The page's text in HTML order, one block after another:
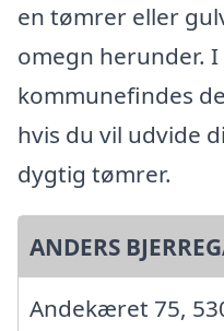
en tømrer eller
omegn herunder.
kommunefindes
hvis du vil udvide
dygtig tømrer.
ANDERS
Andekæret 75,